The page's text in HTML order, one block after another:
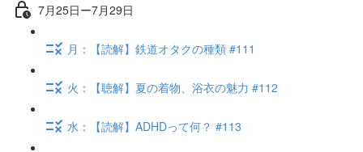
7月25日ー7月29日
月：【読解】鉄道オタクの種類 #111
火：【聴解】夏の着物、浴衣の魅力 #112
水：【読解】ADHDって何？ #113